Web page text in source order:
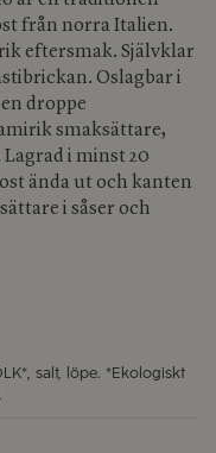
från norra Italien.
eftersmak. Självklar
Oslagbar i
droppe
smaksättare,
Lagrad i minst 20
ända ut och kanten
i såser och
salt, löpe. *Ekologiskt